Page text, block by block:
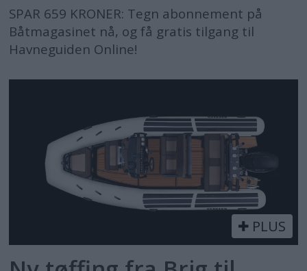
SPAR 659 KRONER: Tegn abonnement på
Båtmagasinet nå, og få gratis tilgang til
Havneguiden Online!
PLUS